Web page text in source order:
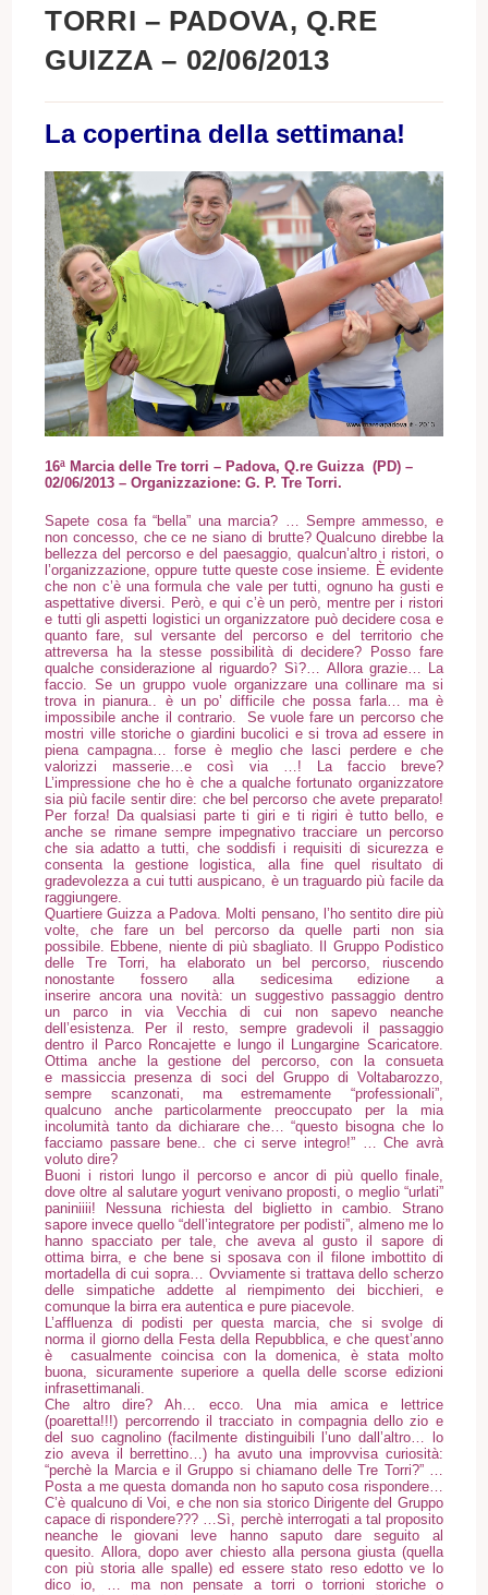
TORRI – PADOVA, Q.RE
GUIZZA – 02/06/2013
La copertina della settimana!
16ª Marcia delle Tre torri – Padova, Q.re Guizza (PD) –
02/06/2013 – Organizzazione: G. P. Tre Torri.
Sapete cosa fa “bella” una marcia? … Sempre ammesso, e
non concesso, che ce ne siano di brutte? Qualcuno direbbe la
bellezza del percorso e del paesaggio, qualcun’altro i ristori, o
l’organizzazione, oppure tutte queste cose insieme. È evidente
che non c’è una formula che vale per tutti, ognuno ha gusti e
aspettative diversi. Però, e qui c’è un però, mentre per i ristori
e tutti gli aspetti logistici un organizzatore può decidere cosa e
quanto fare, sul versante del percorso e del territorio che
attreversa ha la stesse possibilità di decidere? Posso fare
qualche considerazione al riguardo? Sì?… Allora grazie… La
faccio. Se un gruppo vuole organizzare una collinare ma si
trova in pianura.. è un po’ difficile che possa farla… ma è
impossibile anche il contrario. Se vuole fare un percorso che
mostri ville storiche o giardini bucolici e si trova ad essere in
piena campagna… forse è meglio che lasci perdere e che
valorizzi masserie…e così via …! La faccio breve?
L’impressione che ho è che a qualche fortunato organizzatore
sia più facile sentir dire: che bel percorso che avete preparato!
Per forza! Da qualsiasi parte ti giri e ti rigiri è tutto bello, e
anche se rimane sempre impegnativo tracciare un percorso
che sia adatto a tutti, che soddisfi i requisiti di sicurezza e
consenta la gestione logistica, alla fine quel risultato di
gradevolezza a cui tutti auspicano, è un traguardo più facile da
raggiungere.
Quartiere Guizza a Padova. Molti pensano, l’ho sentito dire più
volte, che fare un bel percorso da quelle parti non sia
possibile. Ebbene, niente di più sbagliato. Il Gruppo Podistico
delle Tre Torri, ha elaborato un bel percorso, riuscendo
nonostante fossero alla sedicesima edizione a
inserire ancora una novità: un suggestivo passaggio dentro
un parco in via Vecchia di cui non sapevo neanche
dell’esistenza. Per il resto, sempre gradevoli il passaggio
dentro il Parco Roncajette e lungo il Lungargine Scaricatore.
Ottima anche la gestione del percorso, con la consueta
e massiccia presenza di soci del Gruppo di Voltabarozzo,
sempre scanzonati, ma estremamente “professionali”,
qualcuno anche particolarmente preoccupato per la mia
incolumità tanto da dichiarare che… “questo bisogna che lo
facciamo passare bene.. che ci serve integro!” … Che avrà
voluto dire?
Buoni i ristori lungo il percorso e ancor di più quello finale,
dove oltre al salutare yogurt venivano proposti, o meglio “urlati”
paniniiii! Nessuna richiesta del biglietto in cambio. Strano
sapore invece quello “dell’integratore per podisti”, almeno me lo
hanno spacciato per tale, che aveva al gusto il sapore di
ottima birra, e che bene si sposava con il filone imbottito di
mortadella di cui sopra… Ovviamente si trattava dello scherzo
delle simpatiche addette al riempimento dei bicchieri, e
comunque la birra era autentica e pure piacevole.
L’affluenza di podisti per questa marcia, che si svolge di
norma il giorno della Festa della Repubblica, e che quest’anno
è casualmente coincisa con la domenica, è stata molto
buona, sicuramente superiore a quella delle scorse edizioni
infrasettimanali.
Che altro dire? Ah… ecco. Una mia amica e lettrice
(poaretta!!!) percorrendo il tracciato in compagnia dello zio e
del suo cagnolino (facilmente distinguibili l’uno dall’altro… lo
zio aveva il berrettino…) ha avuto una improvvisa curiosità:
“perchè la Marcia e il Gruppo si chiamano delle Tre Torri?” …
Posta a me questa domanda non ho saputo cosa rispondere…
C’è qualcuno di Voi, e che non sia storico Dirigente del Gruppo
capace di rispondere??? …Sì, perchè interrogati a tal proposito
neanche le giovani leve hanno saputo dare seguito al
quesito. Allora, dopo aver chiesto alla persona giusta (quella
con più storia alle spalle) ed essere stato reso edotto ve lo
dico io, … ma non pensate a torri o torrioni storiche o